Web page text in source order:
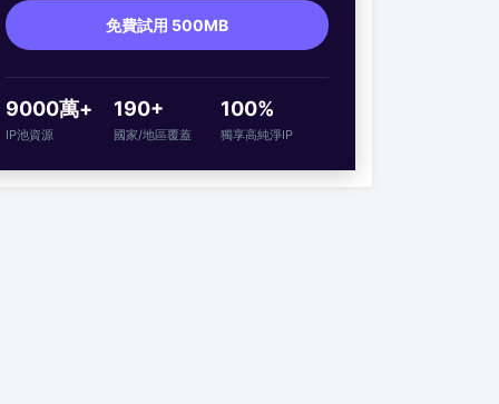
免費試用 500MB
9000萬+
IP池資源
190+
國家/地區覆蓋
100%
獨享高純淨IP